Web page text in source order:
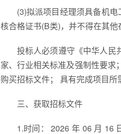
(3)拟派项目经理须具备机
核合格证书(B类)，并不得在其
投标人必须遵守《中华人民
家、行业相关标准及强制性要求
购买招标文件； 具有完成项目
三、获取招标文件
1.时间： 2026 年 06 月 16